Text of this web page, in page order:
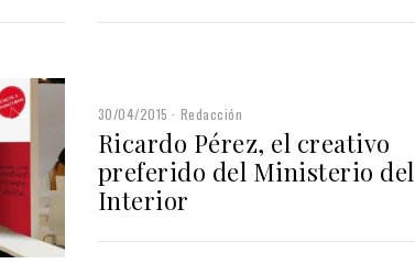
30/04/2015 Redacción
Ricardo Pérez, el creativo
preferido del Ministerio del
Interior